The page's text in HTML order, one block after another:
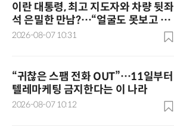
이란 대통령, 최고 지도자와 차량 뒷좌
석 은밀한 만남?…“얼굴도 못보고 악
수도 못해”
2026-08-07 10:31
“귀찮은 스팸 전화 OUT”…11일부터
텔레마케팅 금지한다는 이 나라
2026-08-07 10:12